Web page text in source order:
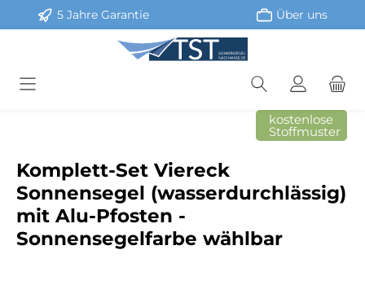
Zum Hauptinhalt springen
5 Jahre Garantie Über uns
kostenlose
Stoffmuster
Komplett-Set Viereck
Sonnensegel (wasserdurchlässig)
mit Alu-Pfosten -
Sonnensegelfarbe wählbar